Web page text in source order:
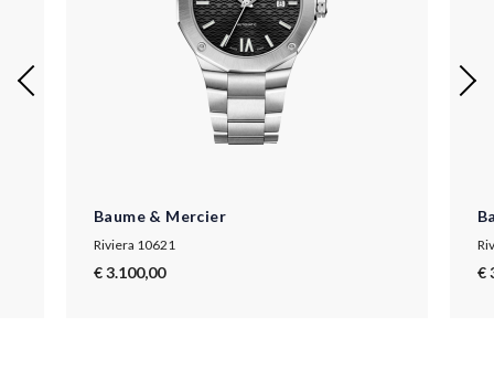
Baume & Mercier
Riviera 10621
€ 3.100,00 €